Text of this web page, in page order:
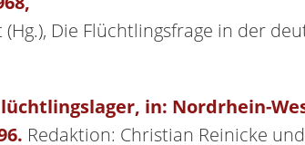
Die Flüchtlingsfrage in der
in: Nordrhein-
Redaktion: Christian Reinicke